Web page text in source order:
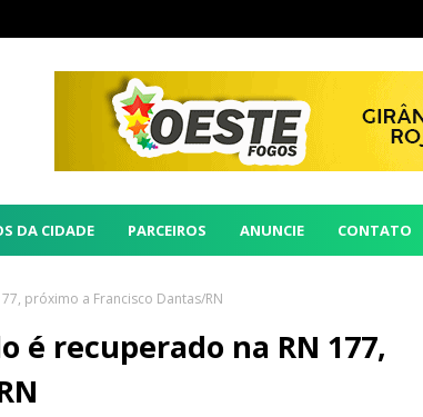
DA CIDADE PARCEIROS ANUNCIE CONTATO
próximo a Francisco Dantas/RN
é recuperado na RN 177,